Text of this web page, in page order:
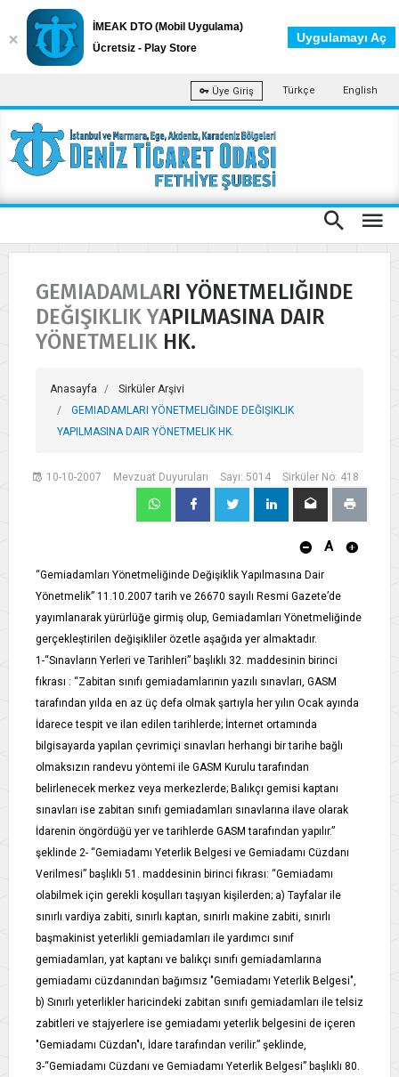
Üye Giriş Türkçe English
GEMIADAMLARI YÖNETMELIĞINDE
DEĞIŞIKLIK YAPILMASINA DAIR
YÖNETMELIK HK.
Anasayfa
Sirküler Arşivi
GEMIADAMLARI YÖNETMELIĞINDE DEĞIŞIKLIK
YAPILMASINA DAIR YÖNETMELIK HK.
10-10-2007 Mevzuat Duyuruları Sayı: 5014 Sirküler No: 418
A
“Gemiadamları Yönetmeliğinde Değişiklik Yapılmasına Dair
Yönetmelik” 11.10.2007 tarih ve 26670 sayılı Resmi Gazete’de
yayımlanarak yürürlüğe girmiş olup, Gemiadamları Yönetmeliğinde
gerçekleştirilen değişikliler özetle aşağıda yer almaktadır.
1-“Sınavların Yerleri ve Tarihleri” başlıklı 32. maddesinin birinci
fıkrası : “Zabitan sınıfı gemiadamlarının yazılı sınavları, GASM
tarafından yılda en az üç defa olmak şartıyla her yılın Ocak ayında
İdarece tespit ve ilan edilen tarihlerde; İnternet ortamında
bilgisayarda yapılan çevrimiçi sınavları herhangi bir tarihe bağlı
olmaksızın randevu yöntemi ile GASM Kurulu tarafından
belirlenecek merkez veya merkezlerde; Balıkçı gemisi kaptanı
sınavları ise zabitan sınıfı gemiadamları sınavlarına ilave olarak
İdarenin öngördüğü yer ve tarihlerde GASM tarafından yapılır.”
şeklinde 2- “Gemiadamı Yeterlik Belgesi ve Gemiadamı Cüzdanı
Verilmesi” başlıklı 51. maddesinin birinci fıkrası: “Gemiadamı
olabilmek için gerekli koşulları taşıyan kişilerden; a) Tayfalar ile
sınırlı vardiya zabiti, sınırlı kaptan, sınırlı makine zabiti, sınırlı
başmakinist yeterlikli gemiadamları ile yardımcı sınıf
gemiadamları, yat kaptanı ve balıkçı sınıfı gemiadamlarına
gemiadamı cüzdanından bağımsız "Gemiadamı Yeterlik Belgesi",
b) Sınırlı yeterlikler haricindeki zabitan sınıfı gemiadamları ile telsiz
zabitleri ve stajyerlere ise gemiadamı yeterlik belgesini de içeren
"Gemiadamı Cüzdan"ı, İdare tarafından verilir.” şeklinde,
3-“Gemiadamı Cüzdanı ve Gemiadamı Yeterlik Belgesi” başlıklı 80.
İMEAK DTO (Mobil Uygulama)
Ücretsiz - Play Store
Uygulamayı Aç